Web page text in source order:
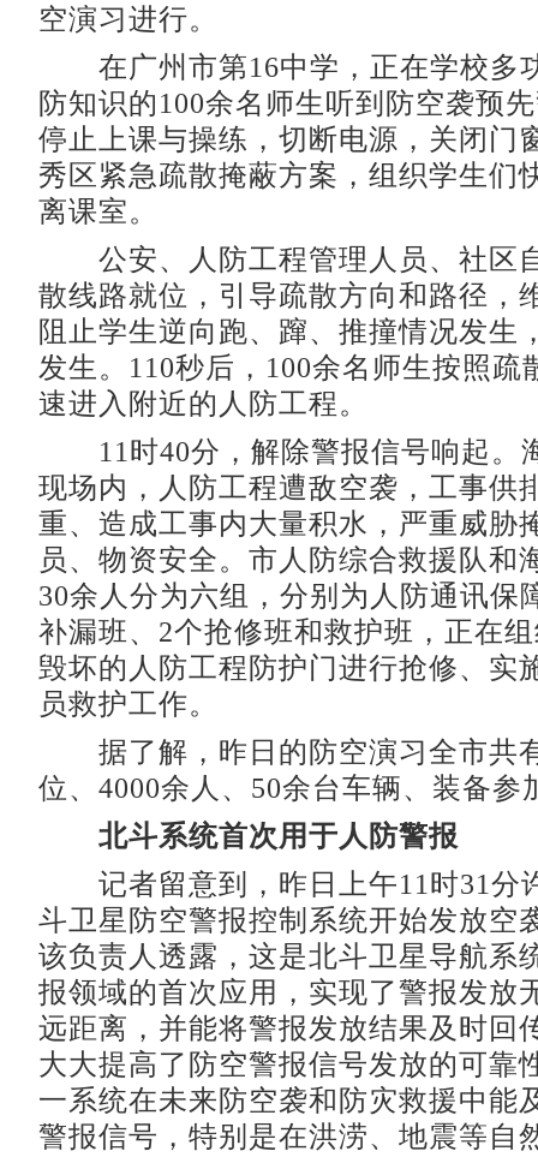
空演习进行。
在广州市第16中学，正在学校多
防知识的100余名师生听到防空袭预
停止上课与操练，切断电源，关闭门
秀区紧急疏散掩蔽方案，组织学生们
离课室。
公安、人防工程管理人员、社区
散线路就位，引导疏散方向和路径，
阻止学生逆向跑、蹿、推撞情况发生
发生。110秒后，100余名师生按照疏
速进入附近的人防工程。
11时40分，解除警报信号响起。
现场内，人防工程遭敌空袭，工事供
重、造成工事内大量积水，严重威胁
员、物资安全。市人防综合救援队和
30余人分为六组，分别为人防通讯保
补漏班、2个抢修班和救护班，正在
毁坏的人防工程防护门进行抢修、实
员救护工作。
据了解，昨日的防空演习全市共
位、4000余人、50余台车辆、装备参
北斗系统首次用于人防警报
记者留意到，昨日上午11时31分
斗卫星防空警报控制系统开始发放空
该负责人透露，这是北斗卫星导航系
报领域的首次应用，实现了警报发放
远距离，并能将警报发放结果及时回
大大提高了防空警报信号发放的可靠
一系统在未来防空袭和防灾救援中能
警报信号，特别是在洪涝、地震等自